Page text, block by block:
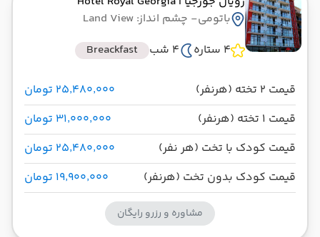
4 شب اقامت در باتومی
وارش مدت پرواز: 02:00
ساعت سفر : 11:30
به فرودگاه بین‌المللی امام خمینی IKA
باتومی- چشم انداز: Land View
4 ستاره
4 شب Breackfast
قیمت 2 تخته (هرنفر)
۲۵٬۴۸۰٬۰۰۰ تومان
قیمت 1 تخته (هرنفر)
۳۱٬۰۰۰٬۰۰۰ تومان
قیمت کودک با تخت (هر نفر)
۲۵٬۴۸۰٬۰۰۰ تومان
قیمت کودک بدون تخت (هرنفر)
۱۹٬۹۰۰٬۰۰۰ تومان
مشاوره و رزرو رایگان